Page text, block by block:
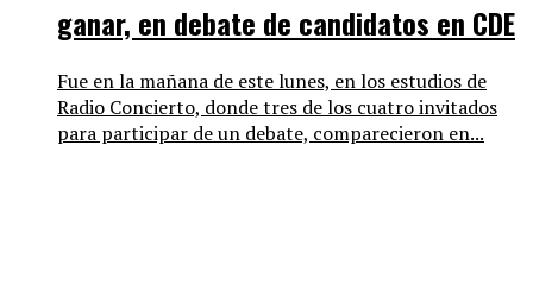
ganar, en debate de candidatos en CDE
Fue en la mañana de este lunes, en los estudios de
Radio Concierto, donde tres de los cuatro invitados
para participar de un debate, comparecieron en...